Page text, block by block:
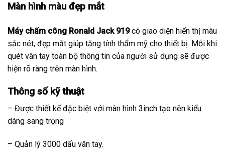
Màn hình màu đẹp mắt
Máy chấm công Ronald Jack 919có giao diện hiển thị màu
sắc nét, đẹp mắt giúp tăng tính thẩm mỹ cho thiết bị. Mỗi khi
quét vân tay toàn bộ thông tin của người sử dụng sẽ được
hiện rõ ràng trên màn hình.
Thông số kỹ thuật
– Được thiết kế đặc biệt với màn hình 3inch tạo nên kiểu
dáng sang trọng
– Quản lý 3000 dấu vân tay.